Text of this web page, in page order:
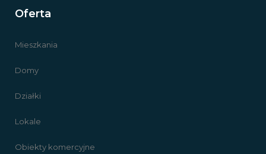
Oferta
Mieszkania
Domy
Działki
Lokale
Obiekty komercyjne